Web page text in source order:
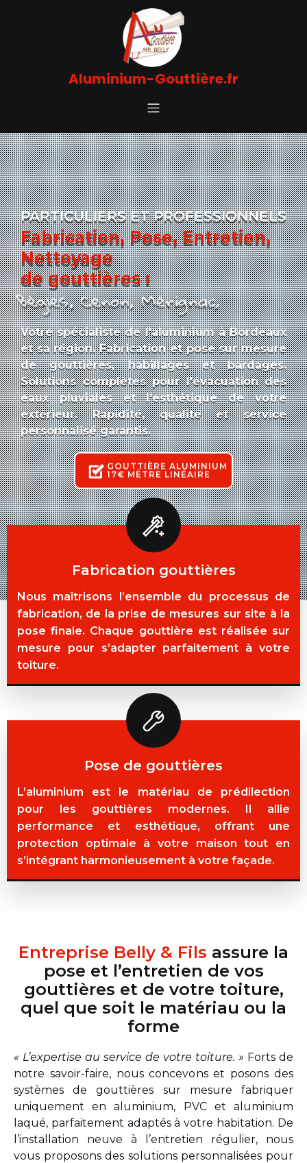
Aluminium-Gouttière.fr
PARTICULIERS ET PROFESSIONNELS
Fabrication,Pose, Entretien,
Nettoyage
de gouttières:
Libourne, Villenave-d'Ornon
Votre spécialiste de l'aluminium à Bordeaux
et sa région.Fabrication et pose sur mesure
de gouttières, habillages et bardages.
Solutions complètes pour l'évacuation des
eaux pluviales et l'esthétique de votre
extérieur.Rapidité, qualité et service
personnalisé garantis.
GOUTTIÈRE ALUMINIUM
17€ MÈTRE LINÉAIRE
Fabrication gouttières
Nous maîtrisons l’ensemble du processus de
fabrication, de la prise de mesures sur site à la
pose finale. Chaque gouttière est réalisée sur
mesure pour s’adapter parfaitement à votre
toiture.
Pose de gouttières
L’aluminium est le matériau de prédilection
pour les gouttières modernes. Il allie
performance et esthétique, offrant une
protection optimale à votre maison tout en
s’intégrant harmonieusement à votre façade.
Entreprise Belly & Fils assure la
pose et l’entretien de vos
gouttières et de votre toiture,
quel que soit le matériau ou la
forme
« L’expertise au service de votre toiture. » Forts de
notre savoir-faire, nous concevons et posons des
systèmes de gouttières sur mesure fabriquer
uniquement en aluminium, PVC et aluminium
laqué, parfaitement adaptés à votre habitation. De
l’installation neuve à l’entretien régulier, nous
vous proposons des solutions personnalisées pour